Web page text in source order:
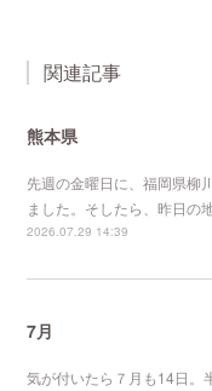
関連記事
熊本県
先週の金曜日に、福岡県柳
ました。そしたら、昨日の
2026.07.29 14:39
7月
気が付いたら７月も14日。